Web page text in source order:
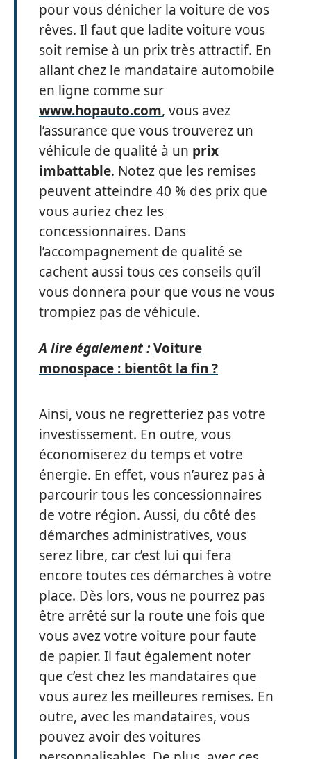
pour vous dénicher la voiture de vos
rêves. Il faut que ladite voiture vous
soit remise à un prix très attractif. En
allant chez le mandataire automobile
en ligne comme sur
www.hopauto.com, vous avez
l’assurance que vous trouverez un
véhicule de qualité à un prix
imbattable. Notez que les remises
peuvent atteindre 40 % des prix que
vous auriez chez les
concessionnaires. Dans
l’accompagnement de qualité se
cachent aussi tous ces conseils qu’il
vous donnera pour que vous ne vous
trompiez pas de véhicule.
A lire également :Voiture
monospace : bientôt la fin ?
Ainsi, vous ne regretteriez pas votre
investissement. En outre, vous
économiserez du temps et votre
énergie. En effet, vous n’aurez pas à
parcourir tous les concessionnaires
de votre région. Aussi, du côté des
démarches administratives, vous
serez libre, car c’est lui qui fera
encore toutes ces démarches à votre
place. Dès lors, vous ne pourrez pas
être arrêté sur la route une fois que
vous avez votre voiture pour faute
de papier. Il faut également noter
que c’est chez les mandataires que
vous aurez les meilleures remises. En
outre, avec les mandataires, vous
pouvez avoir des voitures